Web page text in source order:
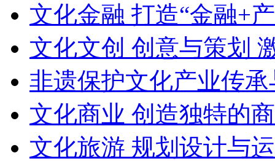
文化金融 打造“金融+
文化文创 创意与策划
非遗保护文化产业传
文化商业 创造独特的
文化旅游 规划设计与